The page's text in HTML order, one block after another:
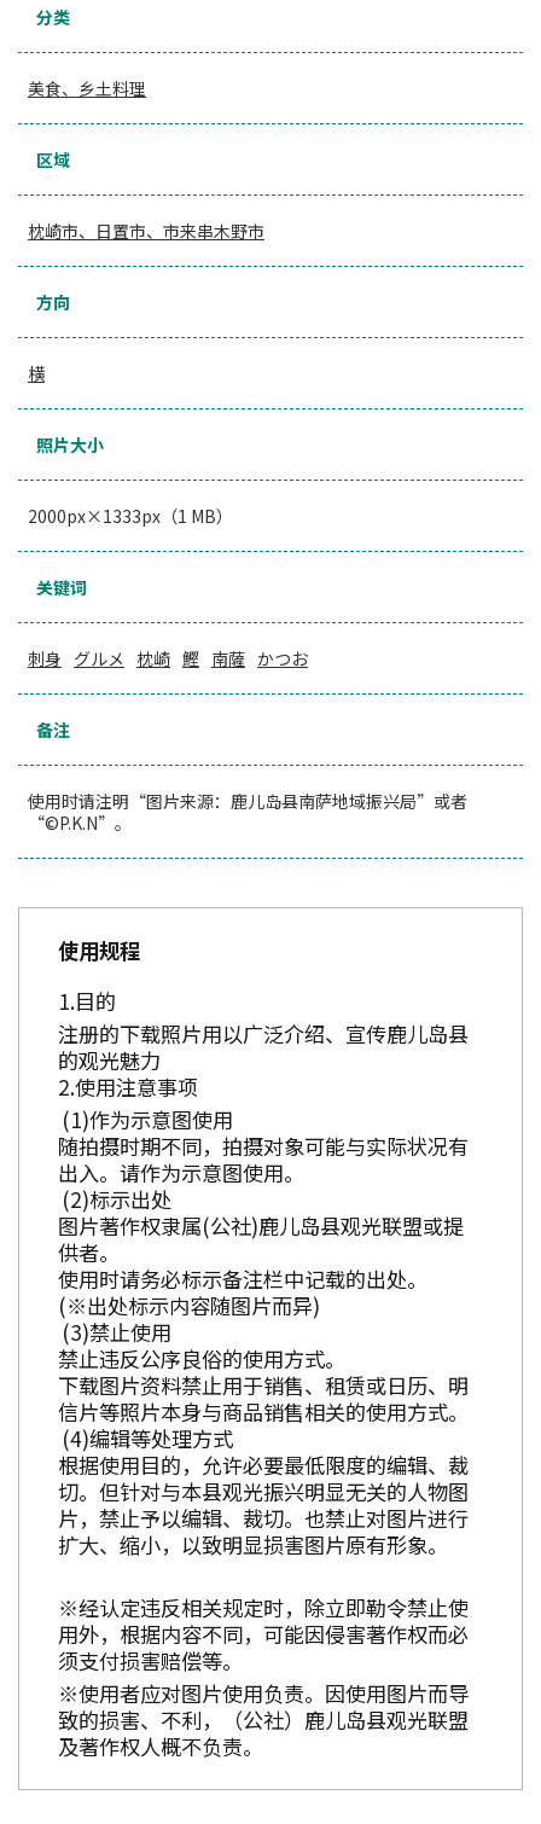
分类
美食、乡土料理
区域
枕崎市、日置市、市来串木野市
方向
横
照片大小
2000px×1333px（1 MB）
关键词
刺身 グルメ 枕崎 鰹 南薩 かつお
备注
使用时请注明“图片来源：鹿儿岛县南萨地域振兴局”或者
“©P.K.N”。
使用规程
目的
注册的下载照片用以广泛介绍、宣传鹿儿岛县
的观光魅力
使用注意事项
作为示意图使用
随拍摄时期不同，拍摄对象可能与实际状况有
出入。请作为示意图使用。
标示出处
图片著作权隶属(公社)鹿儿岛县观光联盟或提
供者。
使用时请务必标示备注栏中记载的出处。
(※出处标示内容随图片而异)
禁止使用
禁止违反公序良俗的使用方式。
下载图片资料禁止用于销售、租赁或日历、明
信片等照片本身与商品销售相关的使用方式。
编辑等处理方式
根据使用目的，允许必要最低限度的编辑、裁
切。但针对与本县观光振兴明显无关的人物图
片，禁止予以编辑、裁切。也禁止对图片进行
扩大、缩小，以致明显损害图片原有形象。
※经认定违反相关规定时，除立即勒令禁止使
用外，根据内容不同，可能因侵害著作权而必
须支付损害赔偿等。
※使用者应对图片使用负责。因使用图片而导
致的损害、不利，（公社）鹿儿岛县观光联盟
及著作权人概不负责。